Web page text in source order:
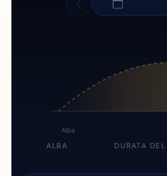
Alba
ALBA DURATA